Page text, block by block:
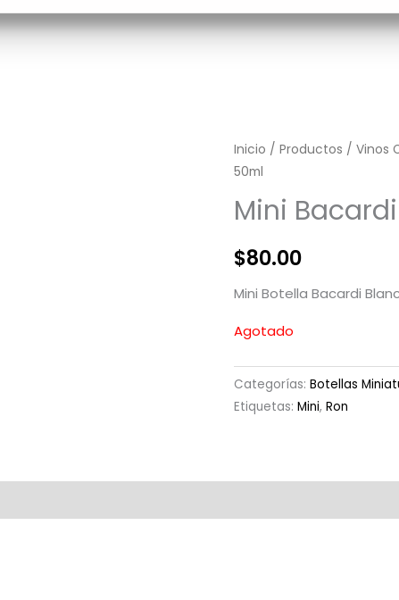
Inicio / Productos / Vinos
50ml
Mini
$80.00
Mini Botella Bacardi
Agotado
Categorías: Botellas
Etiquetas: Mini, Ron